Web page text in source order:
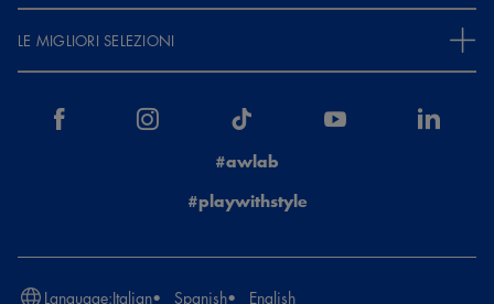
LE MIGLIORI SELEZIONI
#awlab
#playwithstyle
Language:Italian Spanish English